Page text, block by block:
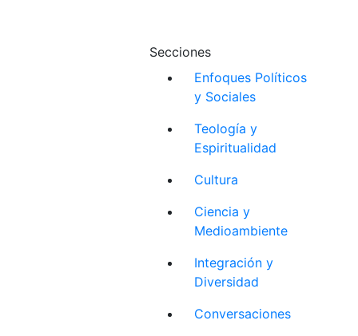
Secciones
Enfoques Políticos
y Sociales
Teología y
Espiritualidad
Cultura
Ciencia y
Medioambiente
Integración y
Diversidad
Conversaciones